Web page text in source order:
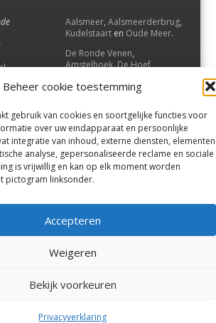
Beheer cookie toestemming
gebruik van cookies en soortgelijke functies voor
over uw eindapparaat en persoonlijke
integratie van inhoud, externe diensten, elementen
analyse, gepersonaliseerde reclame en sociale
is vrijwillig en kan op elk moment worden
pictogram linksonder.
Accepteren
Weigeren
Bekijk voorkeuren
Privacyverklaring
Aalsmeer, Aalsmeerderbrug,
Kudelstaart en Oude Meer.
De Ronde Venen,
Amstelhoek,De Hoef,
Vrouwenakker,Waverveen
UithoornenDe Kwakel.
Contact
Andere uitgaven
Bezorgklacht
Vacatures
Voorwaarden
Privacyverklaring
De Ronde Venen